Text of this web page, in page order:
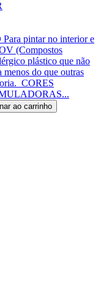
pintar no interior e
(Compostos
plástico que não
menos do que outras
CORES
ao carrinho